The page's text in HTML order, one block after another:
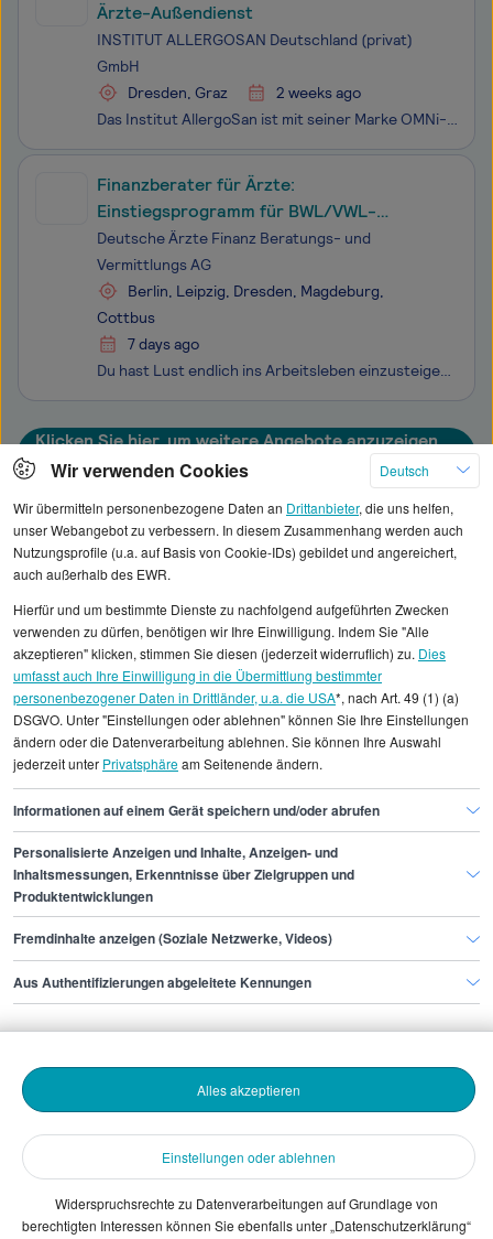
Ärzte-Außendienst
INSTITUT ALLERGOSAN Deutschland (privat)
GmbH
Dresden, Graz
2 weeks ago
Das Institut AllergoSan ist mit seiner Marke OMNi-BiOTiC® seit Jahren die Nummer 1 am europäischen Probiotika-Markt sowie in über 40 Ländern weltweit vertreten. Denn 30 Jahre Erfahrung in der Erforschung und Entwicklung von Probiotika, pflanzlichen Wirkstoffen und ortho
Finanzberater für Ärzte:
Einstiegsprogramm für BWL/VWL-
Absolventen im Vertrieb (m/w/d)
Deutsche Ärzte Finanz Beratungs- und
Vermittlungs AG
Berlin, Leipzig, Dresden, Magdeburg,
Cottbus
7 days ago
Du hast Lust endlich ins Arbeitsleben einzusteigen und Geld zu verdienen? Dann bist du bei uns richtig. Als Finanzberater:in für Ärzte (m/w/d) lernst du im Training on the job Mediziner:innen bedarfsgerecht zu beraten und passgenaue Lösungen zu Finanz- und Versicherungsfragen zu finden. Die Deutsch
Klicken Sie hier, um weitere Angebote anzuzeigen
Alle angezeigten Gehaltsdaten beruhen auf
Durchschnittswerte und die Angaben können nicht
einzelnen Stellenangeboten zugeordnet werden.
Gehaltsinformationen
Gesundheit
Facharzt/ärztin Allgemeinmedizin
Facharzt/ärztin Allgemeinmedizin Dresden
Finde den Job,
der zu dir passt.
Bewerbende
The Stepstone Group GmbH © 2026
Wir verwenden Cookies
Deutsch
Wir übermitteln personenbezogene Daten an Drittanbieter, die uns helfen,
unser Webangebot zu verbessern. In diesem Zusammenhang werden auch
Nutzungsprofile (u.a. auf Basis von Cookie-IDs) gebildet und angereichert,
auch außerhalb des EWR.
Hierfür und um bestimmte Dienste zu nachfolgend aufgeführten Zwecken
verwenden zu dürfen, benötigen wir Ihre Einwilligung. Indem Sie "Alle
akzeptieren" klicken, stimmen Sie diesen (jederzeit widerruflich) zu. Dies
umfasst auch Ihre Einwilligung in die Übermittlung bestimmter
personenbezogener Daten in Drittländer, u.a. die USA*, nach Art. 49 (1) (a)
DSGVO. Unter "Einstellungen oder ablehnen" können Sie Ihre Einstellungen
ändern oder die Datenverarbeitung ablehnen. Sie können Ihre Auswahl
jederzeit unter Privatsphäream Seitenende ändern.
Informationen auf einem Gerät speichern und/oder abrufen
Personalisierte Anzeigen und Inhalte, Anzeigen- und
Inhaltsmessungen, Erkenntnisse über Zielgruppen und
Produktentwicklungen
Fremdinhalte anzeigen (Soziale Netzwerke, Videos)
Aus Authentifizierungen abgeleitete Kennungen
Einstellungen oder ablehnen
Alles akzeptieren
Widerspruchsrechte zu Datenverarbeitungen auf Grundlage von
berechtigten Interessen können Sie ebenfalls unter „Datenschutzerklärung“